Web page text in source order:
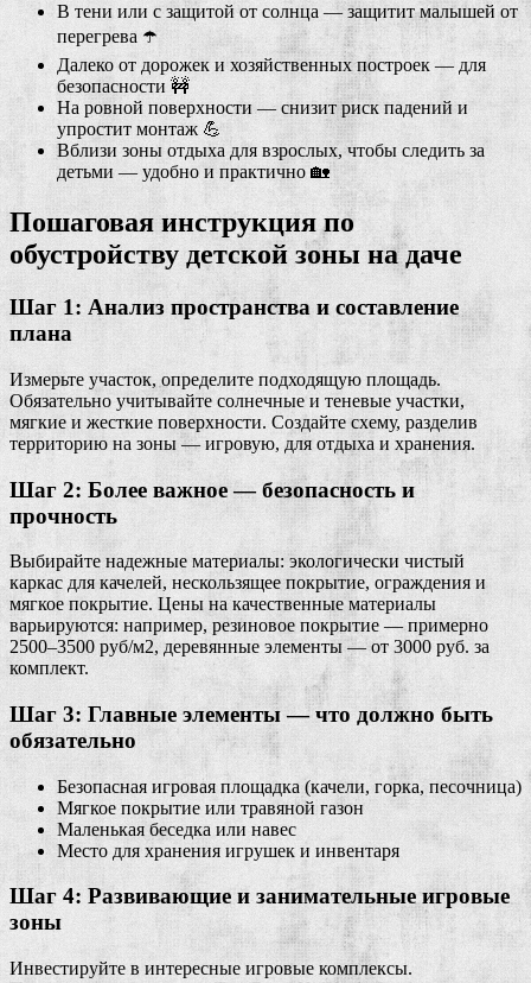
В тени или с защитой от солнца — защитит малышей от
перегрева ☂️
Далеко от дорожек и хозяйственных построек — для
безопасности 🚧
На ровной поверхности — снизит риск падений и
упростит монтаж 💪
Вблизи зоны отдыха для взрослых, чтобы следить за
детьми — удобно и практично 🏡
Пошаговая инструкция по
обустройству детской зоны на даче
Шаг 1: Анализ пространства и составление
плана
Измерьте участок, определите подходящую площадь.
Обязательно учитывайте солнечные и теневые участки,
мягкие и жесткие поверхности. Создайте схему, разделив
территорию на зоны — игровую, для отдыха и хранения.
Шаг 2: Более важное — безопасность и
прочность
Выбирайте надежные материалы: экологически чистый
каркас для качелей, нескользящее покрытие, ограждения и
мягкое покрытие. Цены на качественные материалы
варьируются: например, резиновое покрытие — примерно
2500–3500 руб/м2, деревянные элементы — от 3000 руб. за
комплект.
Шаг 3: Главные элементы — что должно быть
обязательно
Безопасная игровая площадка (качели, горка, песочница)
Мягкое покрытие или травяной газон
Маленькая беседка или навес
Место для хранения игрушек и инвентаря
Шаг 4: Развивающие и занимательные игровые
зоны
Инвестируйте в интересные игровые комплексы.